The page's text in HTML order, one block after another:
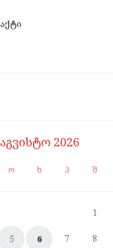
აგვისტო 2026
ო ხ პ შ
1
5 6 7 8